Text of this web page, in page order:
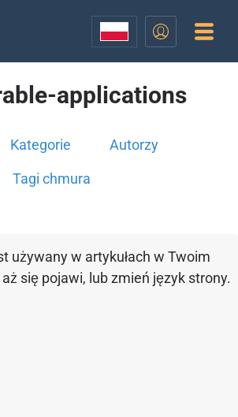
applications
Kategorie Autorzy
Tagi chmura